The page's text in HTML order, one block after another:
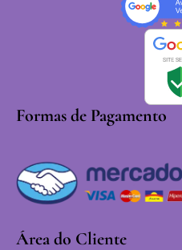
Formas de Pagamento
Área do Cliente